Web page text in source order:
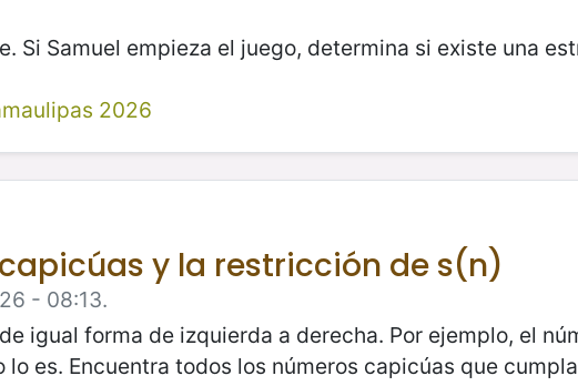
Si Samuel empieza el juego, determina si existe una
2026
y la restricción de s(n)
- 08:13.
igual forma de izquierda a derecha. Por ejemplo, el
lo es. Encuentra todos los números capicúas que